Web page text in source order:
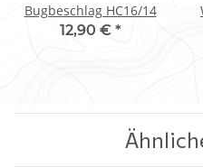
Bugbeschlag HC16/14
12,90 € *